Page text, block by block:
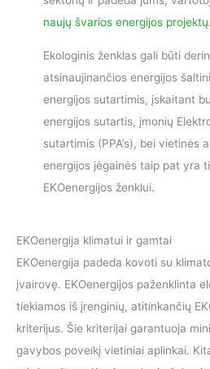
naujų švarios energijos projektų.
Ekologinis ženklas gali būti
atsinaujinančios energijos
energijos sutartimis, įskaitant
energijos sutartis, įmonių
sutartimis (PPA’s), bei vietinės
energijos jėgainės taip pat yra
EKOenergijos ženklui.
EKOenergija klimatui ir gamtai
EKOenergija padeda kovoti su
įvairovę. EKOenergijos paženklinta
tiekiamos iš įrenginių, atitinkančių
kriterijus. Šie kriterijai garantuoja
gavybos poveikį vietiniai aplinkai.